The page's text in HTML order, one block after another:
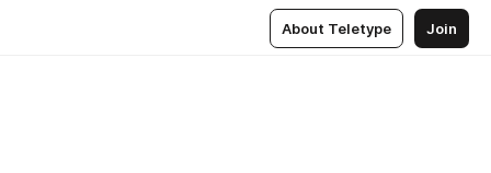
About Teletype Join